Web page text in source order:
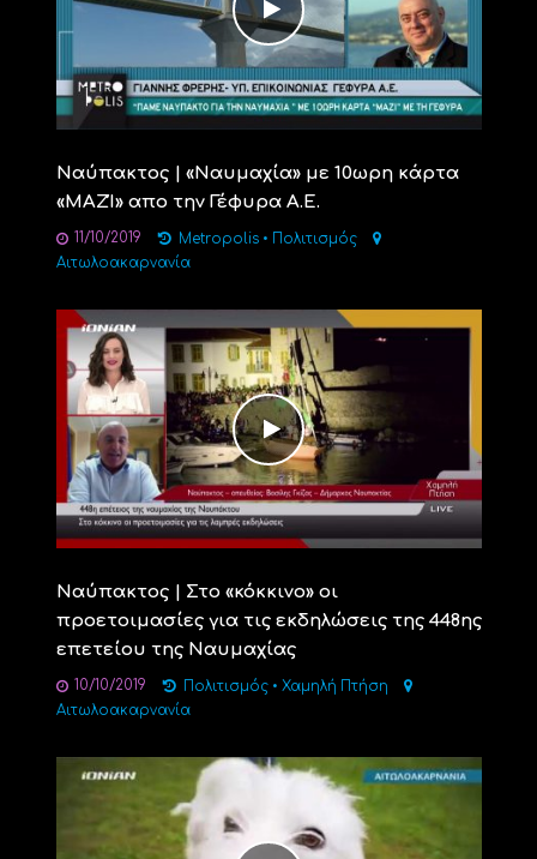
Ναύπακτος | «Ναυμαχία» με 10ωρη κάρτα
«ΜΑΖΊ» απο την Γέφυρα Α.Ε.
11/10/2019 Metropolis • Πολιτισμός
Αιτωλοακαρνανία
Ναύπακτος | Στο «κόκκινο» οι
προετοιμασίες για τις εκδηλώσεις της 448ης
επετείου της Ναυμαχίας
10/10/2019 Πολιτισμός • Χαμηλή Πτήση
Αιτωλοακαρνανία